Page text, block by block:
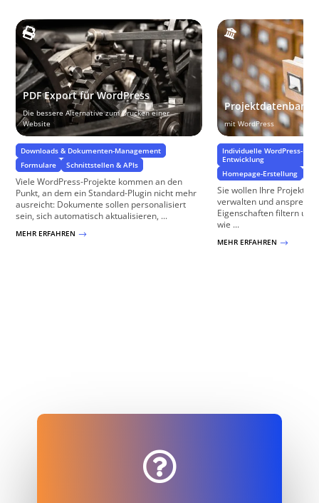
PDF Export für WordPress
Die bessere Alternative zum Drucken einer
Website
Downloads & Dokumenten-Management
Formulare
Schnittstellen & APIs
Viele WordPress-Projekte kommen an den
Punkt, an dem ein Standard-Plugin nicht mehr
ausreicht: Dokumente sollen personalisiert
sein, sich automatisch aktualisieren, ...
MEHR ERFAHREN $
Projektdatenbank
mit WordPress
Individuelle WordPress-
Entwicklung
Homepage-Erstellung
Sie wollen Ihre Projekte
verwalten und
Eigenschaften filtern
wie ...
MEHR ERFAHREN $
